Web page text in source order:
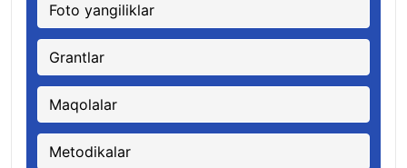
Foto yangiliklar
Grantlar
Maqolalar
Metodikalar